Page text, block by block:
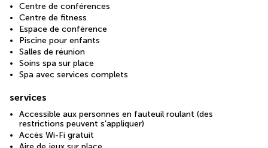
Centre de conférences
Centre de fitness
Espace de conférence
Piscine pour enfants
Salles de réunion
Soins spa sur place
Spa avec services complets
services
Accessible aux personnes en fauteuil roulant (des
restrictions peuvent s’appliquer)
Accès Wi-Fi gratuit